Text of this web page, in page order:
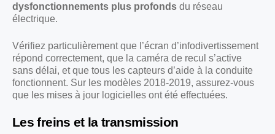
dysfonctionnements plus profonds du réseau
électrique.
Vérifiez particulièrement que l’écran d’infodivertissement
répond correctement, que la caméra de recul s’active
sans délai, et que tous les capteurs d’aide à la conduite
fonctionnent. Sur les modèles 2018-2019, assurez-vous
que les mises à jour logicielles ont été effectuées.
Les freins et la transmission